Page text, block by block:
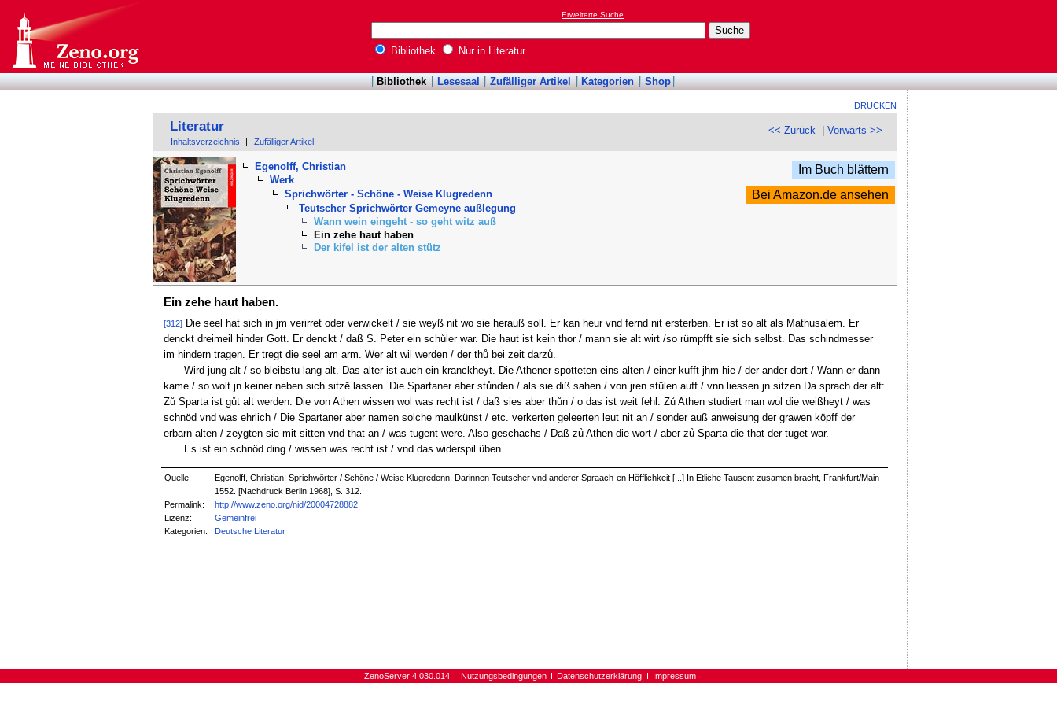
Erweiterte Suche
Bibliothek Nur in Literatur
Bibliothek Lesesaal Zufälliger Artikel Kategorien Shop
DRUCKEN
<< Zurück |Vorwärts >>
Literatur
Inhaltsverzeichnis Zufälliger Artikel
Egenolff, Christian
Werk
Sprichwörter - Schöne - Weise Klugredenn
Teutscher Sprichwörter Gemeyne außlegung
Wann wein eingeht - so geht witz auß
Ein zehe haut haben
Der kifel ist der alten stütz
Im Buch blättern
Bei Amazon.de ansehen
Ein zehe haut haben.
[312]Die seel hat sich in jm verirret oder verwickelt / sie weyß nit wo sie herauß soll. Er kan heur vnd fernd nit ersterben. Er ist so alt als Mathusalem. Er
denckt dreimeil hinder Gott. Er denckt / daß S. Peter ein schůler war. Die haut ist kein thor / mann sie alt wirt /so rümpfft sie sich selbst. Das schindmesser
im hindern tragen. Er tregt die seel am arm. Wer alt wil werden / der thů bei zeit darzů.
Wird jung alt / so bleibstu lang alt. Das alter ist auch ein kranckheyt. Die Athener spotteten eins alten / einer kufft jhm hie / der ander dort / Wann er dann
kame / so wolt jn keiner neben sich sitzē lassen. Die Spartaner aber stůnden / als sie diß sahen / von jren stülen auff / vnn liessen jn sitzen Da sprach der alt:
Zů Sparta ist gůt alt werden. Die von Athen wissen wol was recht ist / daß sies aber thůn / o das ist weit fehl. Zů Athen studiert man wol die weißheyt / was
schnöd vnd was ehrlich / Die Spartaner aber namen solche maulkünst / etc. verkerten geleerten leut nit an / sonder auß anweisung der grawen köpff der
erbarn alten / zeygten sie mit sitten vnd that an / was tugent were. Also geschachs / Daß zů Athen die wort / aber zů Sparta die that der tugēt war.
Es ist ein schnöd ding / wissen was recht ist / vnd das widerspil üben.
Quelle:
Egenolff, Christian: Sprichwörter / Schöne / Weise Klugredenn. Darinnen Teutscher vnd anderer Spraach-en Höfflichkeit [...] In Etliche Tausent zusamen bracht, Frankfurt/Main
1552. [Nachdruck Berlin 1968], S. 312.
Permalink:
http://www.zeno.org/nid/20004728882
Lizenz:
Gemeinfrei
Kategorien:
Deutsche Literatur
ZenoServer 4.030.014 Nutzungsbedingungen Datenschutzerklärung Impressum